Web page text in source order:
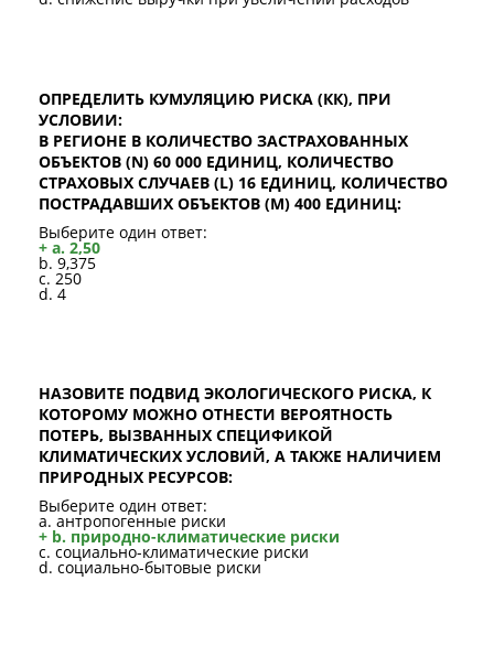
ОПРЕДЕЛИТЬ КУМУЛЯЦИЮ РИСКА (КК), ПРИ
УСЛОВИИ:
В РЕГИОНЕ В КОЛИЧЕСТВО ЗАСТРАХОВАННЫХ
ОБЪЕКТОВ (N) 60 000 ЕДИНИЦ, КОЛИЧЕСТВО
СТРАХОВЫХ СЛУЧАЕВ (L) 16 ЕДИНИЦ, КОЛИЧЕСТВО
ПОСТРАДАВШИХ ОБЪЕКТОВ (M) 400 ЕДИНИЦ:
Выберите один ответ:
+ a. 2,50
b. 9,375
c. 250
d. 4
НАЗОВИТЕ ПОДВИД ЭКОЛОГИЧЕСКОГО РИСКА, К
КОТОРОМУ МОЖНО ОТНЕСТИ ВЕРОЯТНОСТЬ
ПОТЕРЬ, ВЫЗВАННЫХ СПЕЦИФИКОЙ
КЛИМАТИЧЕСКИХ УСЛОВИЙ, А ТАКЖЕ НАЛИЧИЕМ
ПРИРОДНЫХ РЕСУРСОВ:
Выберите один ответ:
a. антропогенные риски
+ b. природно-климатические риски
c. социально-климатические риски
d. социально-бытовые риски